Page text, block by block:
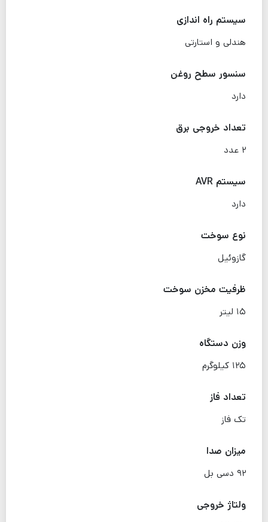
سیستم راه اندازی
هندلی و استارتی
سنسور سطح روغن
دارد
تعداد خروجی برق
۲ عدد
سیستم AVR
دارد
نوع سوخت
گازوئیل
ظرفیت مخزن سوخت
۱۵ لیتر
وزن دستگاه
۱۲۵ کیلوگرم
تعداد فاز
تک فاز
میزان صدا
۹۲ دسی بل
ولتاژ خروجی